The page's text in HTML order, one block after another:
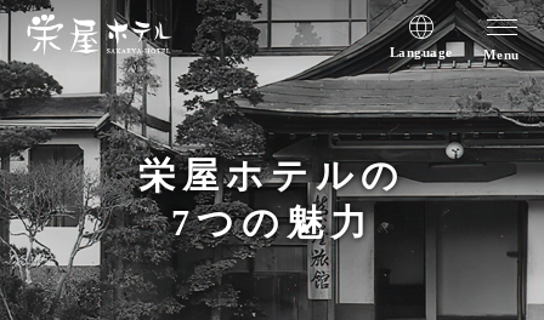
Language Menu
栄屋ホテルの
7つの魅力